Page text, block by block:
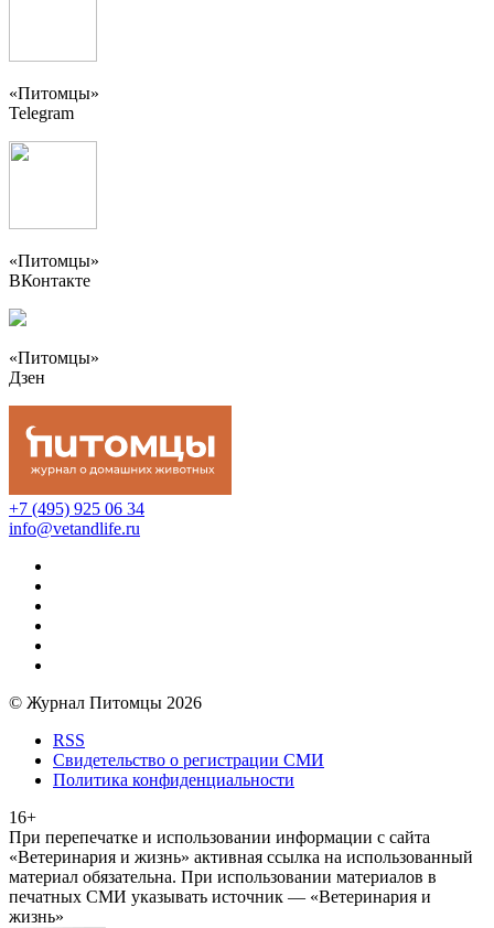
«Питомцы»
Telegram
«Питомцы»
ВКонтакте
«Питомцы»
Дзен
+7 (495) 925 06 34
info@vetandlife.ru
© Журнал Питомцы 2026
RSS
Свидетельство о регистрации СМИ
Политика конфиденциальности
16+
При перепечатке и использовании информации с сайта
«Ветеринария и жизнь» активная ссылка на использованный
материал обязательна. При использовании материалов в
печатных СМИ указывать источник — «Ветеринария и
жизнь»